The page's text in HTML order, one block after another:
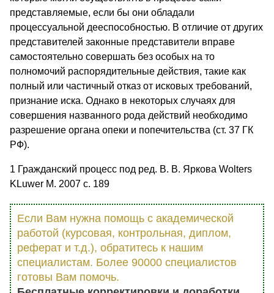
представляемые, если бы они обладали
процессуальной дееспособностью. В отличие от других
представителей законные представители вправе
самостоятельно совершать без особых на то
полномочий распорядительные действия, такие как
полный или частичный отказ от исковых требований,
признание иска. Однако в некоторых случаях для
совершения названного рода действий необходимо
разрешение органа опеки и попечительства (ст. 37 ГК
РФ).
1 Гражданский процесс под ред. В. В. Яркова Wolters
KLuwer М. 2007 с. 189
Если Вам нужна помощь с академической
работой (курсовая, контрольная, диплом,
реферат и т.д.), обратитесь к нашим
специалистам. Более 90000 специалистов
готовы Вам помочь.